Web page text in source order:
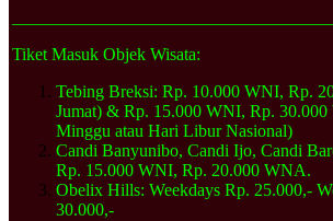
Tiket Masuk Objek Wisata:
Tebing Breksi: Rp. 10.000 WNI, Rp.
Jumat) & Rp. 15.000 WNI, Rp.
Minggu atau Hari Libur Nasional)
Candi Banyunibo, Candi Ijo, Candi
Rp. 15.000 WNI, Rp. 20.000 WNA.
Obelix Hills: Weekdays Rp. 25.000,-
30.000,-